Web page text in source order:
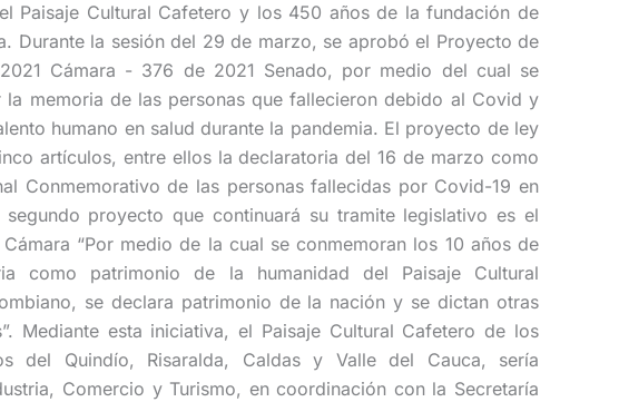
Paisaje Cultural Cafetero y los 450 años de la fundación de
Durante la sesión del 29 de marzo, se aprobó el Proyecto de
Cámara - 376 de 2021 Senado, por medio del cual se
la memoria de las personas que fallecieron debido al Covid y
humano en salud durante la pandemia. El proyecto de ley
artículos, entre ellos la declaratoria del 16 de marzo como
Conmemorativo de las personas fallecidas por Covid-19 en
segundo proyecto que continuará su tramite legislativo es el
“Por medio de la cual se conmemoran los 10 años de
como patrimonio de la humanidad del Paisaje Cultural
se declara patrimonio de la nación y se dictan otras
Mediante esta iniciativa, el Paisaje Cultural Cafetero de los
del Quindío, Risaralda, Caldas y Valle del Cauca, sería
Comercio y Turismo, en coordinación con la Secretaría